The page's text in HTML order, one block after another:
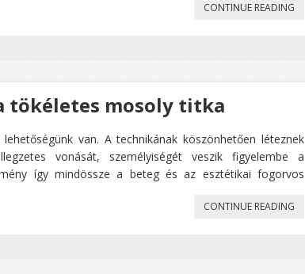
CONTINUE READING
tökéletes mosoly titka
van. A technikának köszönhetően léteznek
vonását, személyiségét veszik figyelembe a
így mindössze a beteg és az esztétikai fogorvos
CONTINUE READING